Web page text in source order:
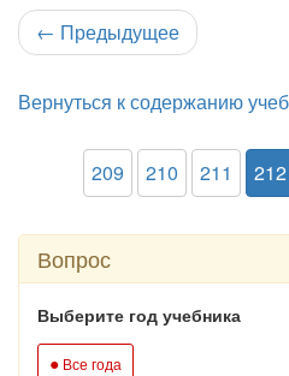
← Предыдущее
Вернуться к содержанию
209 210 211 212
Вопрос
Выберите год учебника
● Все года